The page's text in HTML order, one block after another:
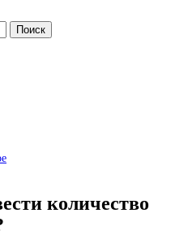
количество